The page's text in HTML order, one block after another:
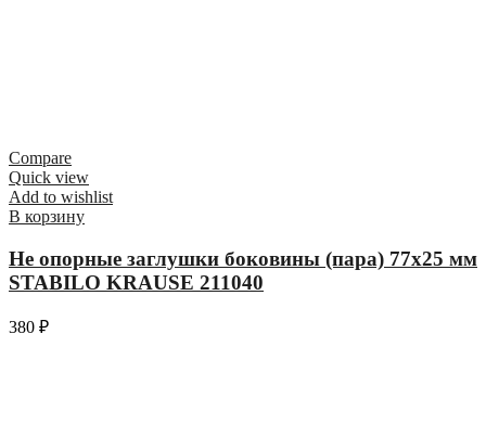
Compare
Quick view
Add to wishlist
В корзину
Не опорные заглушки боковины (пара) 77х25 мм
STABILO KRAUSE 211040
380 ₽